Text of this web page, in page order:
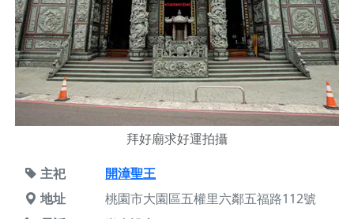
拜好廟求好運拍攝
主祀
開漳聖王
地址
桃園市大園區五權里六鄰五福路112號